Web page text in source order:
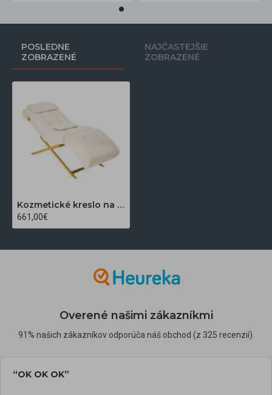
POSLEDNE
ZOBRAZENÉ
NAJČASTEJŠIE
ZOBRAZENÉ
Kozmetické kreslo na ošetrenie rias Sillon Umbra biele
661,00€
Overené našimi zákazníkmi
91% našich zákazníkov odporúča náš obchod (z 325 recenzií).
“OK OK OK”